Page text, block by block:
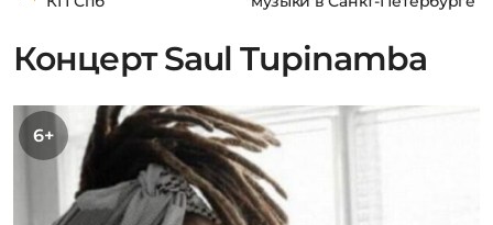
Концерт Saul Tupinamba
6+